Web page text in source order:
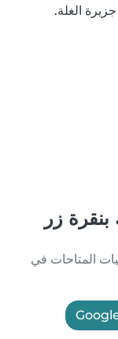
الغلة.
زر
المتاحات في